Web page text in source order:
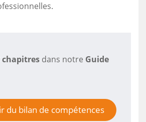
chapitres dans notre Guide
du bilan de compétences